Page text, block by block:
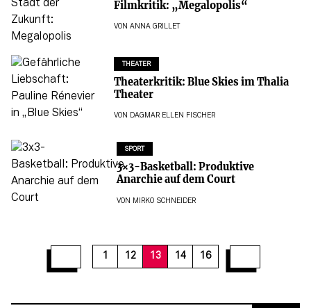
Filmkritik: „Megalopolis“
VON ANNA GRILLET
THEATER
Theaterkritik: Blue Skies im Thalia
Theater
VON DAGMAR ELLEN FISCHER
SPORT
3×3-Basketball: Produktive
Anarchie auf dem Court
VON MIRKO SCHNEIDER
1 12 13 14 16